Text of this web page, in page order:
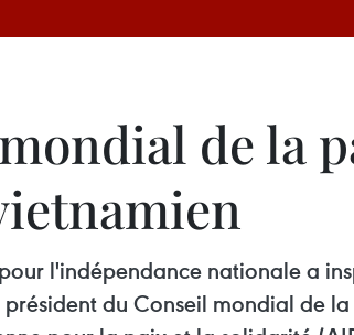
de la
l'indépendance nationale a
du Conseil mondial de